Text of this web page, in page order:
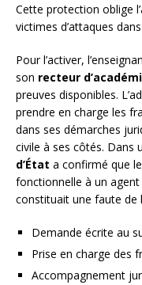
Cette protection oblige
victimes d’attaques
Pour l’activer,
son recteur
preuves disponibles.
prendre en charge les
dans ses démarches
civile à ses côtés. Dans
d’État a confirmé que
fonctionnelle à un
constituait une faute de
Demande écrite au
Prise en charge des
Accompagnement